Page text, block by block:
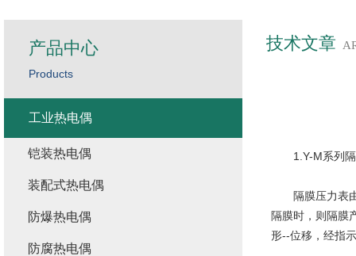
技术文章
1.Y-M系列隔
隔膜压力表由
隔膜时，则隔膜
形--位移，经指
产品中心
Products
工业热电偶
铠装热电偶
装配式热电偶
防爆热电偶
防腐热电偶